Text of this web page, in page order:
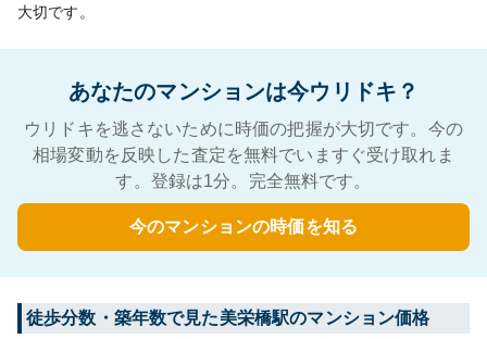
大切です。
あなたのマンションは今ウリドキ？
ウリドキを逃さないために時価の把握が大切です。今の
相場変動を反映した査定を無料でいますぐ受け取れま
す。登録は1分。完全無料です。
今のマンションの時価を知る
徒歩分数・築年数で見た美栄橋駅のマンション価格